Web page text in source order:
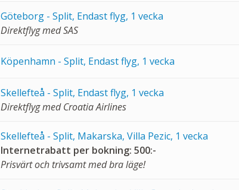
Göteborg - Split, Endast flyg, 1 vecka
Direktflyg med SAS
Köpenhamn - Split, Endast flyg, 1 vecka
Skellefteå - Split, Endast flyg, 1 vecka
Direktflyg med Croatia Airlines
Skellefteå - Split, Makarska, Villa Pezic, 1 vecka
Internetrabatt per bokning: 500:-
Prisvärt och trivsamt med bra läge!